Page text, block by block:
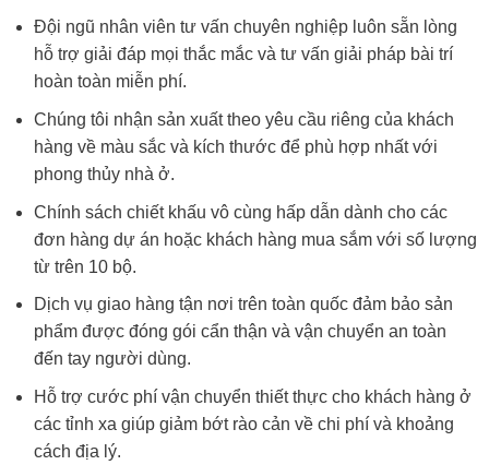
Đội ngũ nhân viên tư vấn chuyên nghiệp luôn sẵn lòng
hỗ trợ giải đáp mọi thắc mắc và tư vấn giải pháp bài trí
hoàn toàn miễn phí.
Chúng tôi nhận sản xuất theo yêu cầu riêng của khách
hàng về màu sắc và kích thước để phù hợp nhất với
phong thủy nhà ở.
Chính sách chiết khấu vô cùng hấp dẫn dành cho các
đơn hàng dự án hoặc khách hàng mua sắm với số lượng
từ trên 10 bộ.
Dịch vụ giao hàng tận nơi trên toàn quốc đảm bảo sản
phẩm được đóng gói cẩn thận và vận chuyển an toàn
đến tay người dùng.
Hỗ trợ cước phí vận chuyển thiết thực cho khách hàng ở
các tỉnh xa giúp giảm bớt rào cản về chi phí và khoảng
cách địa lý.